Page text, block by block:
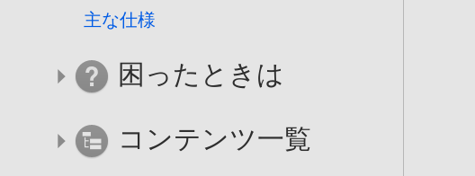
主な仕様
困ったときは
コンテンツ一覧